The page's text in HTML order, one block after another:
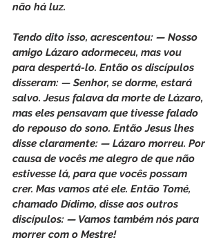
não há luz.
Tendo dito isso, acrescentou: — Nosso
amigo Lázaro adormeceu, mas vou
para despertá-lo. Então os discípulos
disseram: — Senhor, se dorme, estará
salvo. Jesus falava da morte de Lázaro,
mas eles pensavam que tivesse falado
do repouso do sono. Então Jesus lhes
disse claramente: — Lázaro morreu. Por
causa de vocês me alegro de que não
estivesse lá, para que vocês possam
crer. Mas vamos até ele. Então Tomé,
chamado Dídimo, disse aos outros
discípulos: — Vamos também nós para
morrer com o Mestre!